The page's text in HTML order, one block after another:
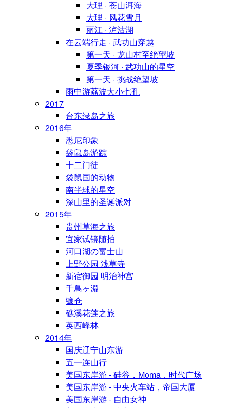
大理 · 苍山洱海
大理 · 风花雪月
丽江 · 泸沽湖
在云端行走 · 武功山穿越
第一天 · 龙山村至绝望坡
夏季银河 · 武功山的星空
第一天 · 挑战绝望坡
雨中游荔波大小七孔
2017
台东绿岛之旅
2016年
悉尼印象
袋鼠岛游踪
十二门徒
袋鼠国的动物
南半球的星空
深山里的圣诞派对
2015年
贵州草海之旅
宜家试镜随拍
河口湖の富士山
上野公园 浅草寺
新宿御园 明治神宫
千鳥ヶ淵
镰仓
礁溪花莲之旅
英西峰林
2014年
国庆辽宁山东游
五一连山行
美国东岸游 - 硅谷，Moma，时代广场
美国东岸游 - 中央火车站，帝国大厦
美国东岸游 - 自由女神